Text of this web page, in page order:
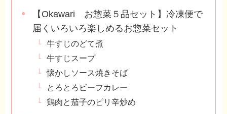
【Okawari お惣菜５品セット】冷凍便で
届くいろいろ楽しめるお惣菜セット
牛すじのどて煮
牛すじスープ
懐かしソース焼きそば
とろとろビーフカレー
鶏肉と茄子のピリ辛炒め